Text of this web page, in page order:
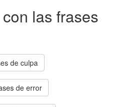
las frases
de culpa
de error